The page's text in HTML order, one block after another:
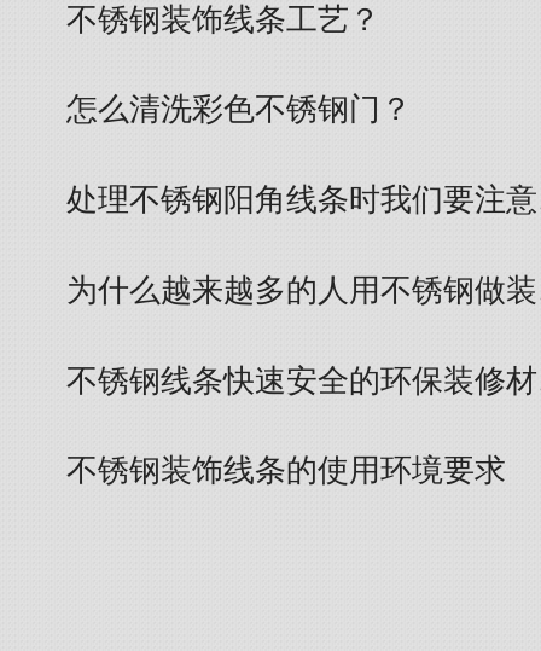
不锈钢装饰线条工艺？
怎么清洗彩色不锈钢门？
处理不锈钢阳角线条时我们要注
为什么越来越多的人用不锈钢做
不锈钢线条快速安全的环保装修
不锈钢装饰线条的使用环境要求